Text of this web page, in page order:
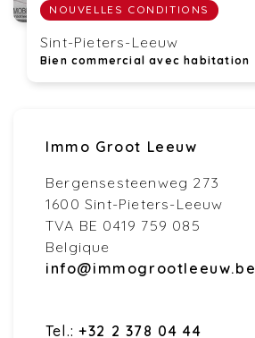
NOUVELLES CONDITIONS
Sint-Pieters-Leeuw
Bien commercial avec habitation
Immo Groot Leeuw
Bergensesteenweg 273
1600 Sint-Pieters-Leeuw
TVA BE 0419 759 085
Belgique
info@immogrootleeuw.be
Tel.: +32 2 378 04 44